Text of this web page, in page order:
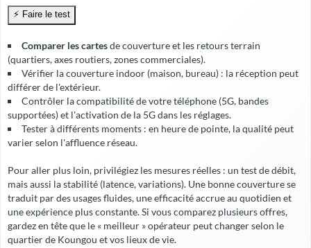
Comparer les cartesde couverture et les retours terrain
(quartiers, axes routiers, zones commerciales).
Vérifier lacouverture indoor (maison, bureau) : la réception peut
différer de l'extérieur.
Contrôler la compatibilité de votre téléphone (5G, bandes
supportées) et l'activation de la 5G dans les réglages.
Tester à différents moments : en heure de pointe, la qualité peut
varier selon l'affluence réseau.
Pour aller plus loin, privilégiez les mesures réelles : un test de débit,
mais aussi la stabilité (latence, variations). Une bonne couverture se
traduit par des usages fluides, uneefficacité accrueau quotidien et
une expérience plus constante. Si vous comparez plusieurs offres,
gardez en tête que le « meilleur » opérateur peut changer selon le
quartier de Koungou et vos lieux de vie.